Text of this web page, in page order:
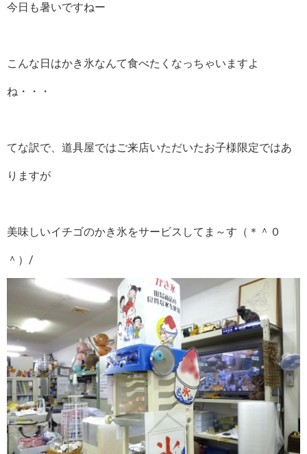
今日も暑いですねー
こんな日はかき氷なんて食べたくなっちゃいますよ
ね・・・
てな訳で、道具屋ではご来店いただいたお子様限定ではあ
りますが
美味しいイチゴのかき氷をサービスしてま～す（＊＾０
＾）/